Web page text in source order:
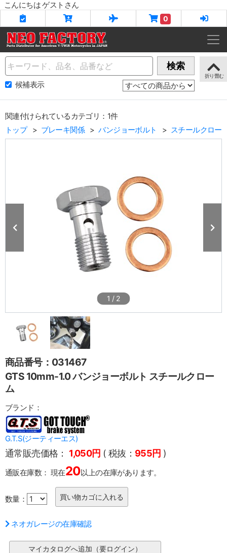
こんにちは ゲストさん
0
Name 検索
候補表示
関連付けられているカテゴリ：1件
トップ
ブレーキ関係 バンジョーボルト スチールクロー
1 / 2
商品番号：031467
GTS 10mm-1.0 バンジョーボルト スチールクロー
ム
ブランド：
G.T.S(ジーティーエス)
通常販売価格： 1,050円 ( 税抜： 955円 )
通販在庫数： 現在20以上の在庫があります。
数量：
ネオガレージの在庫確認